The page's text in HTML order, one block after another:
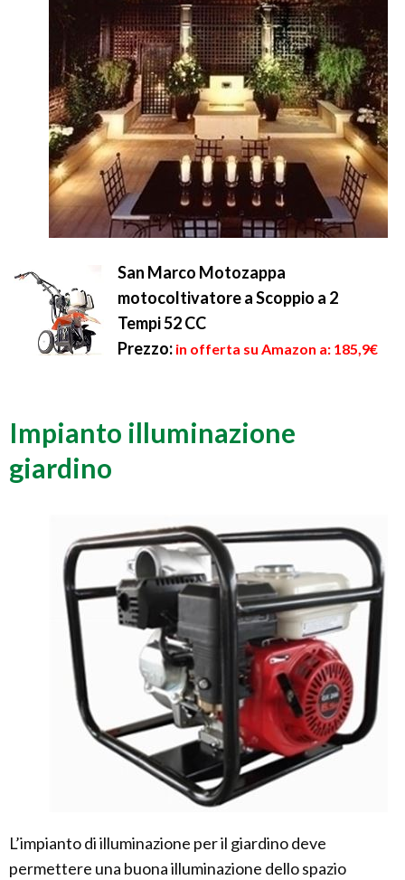
San Marco Motozappa
motocoltivatore a Scoppio a 2
Tempi 52 CC
Prezzo: in offerta su Amazon a: 185,9€
Impianto illuminazione
giardino
L’impianto di illuminazione per il giardino deve
permettere una buona illuminazione dello spazio